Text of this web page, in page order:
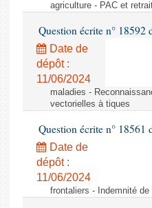
agriculture - PAC et
Question écrite n° 18592
Date de
dépôt :
11/06/2024
maladies -
vectorielles à tiques
Question écrite n° 18561
Date de
dépôt :
11/06/2024
frontaliers - Indemnité